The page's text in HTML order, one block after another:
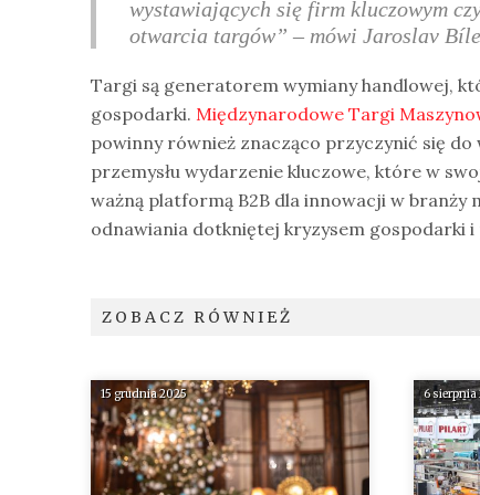
wystawiających się firm kluczowym
otwarcia targów” – mówi Jaroslav
Targi są generatorem wymiany handlowej,
gospodarki. Międzynarodowe Targi
powinny również znacząco przyczynić się
przemysłu wydarzenie kluczowe, które w
ważną platformą B2B dla innowacji w branży
odnawiania dotkniętej kryzysem gospodarki i
ZOBACZ RÓWNIEŻ
15 grudnia 2025 6 sierpnia